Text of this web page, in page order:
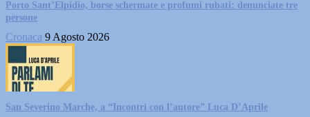
Porto Sant’Elpidio, borse schermate e profumi rubati: denunciate tre
persone
Cronaca 9 Agosto 2026
San Severino Marche, a “Incontri con l’autore” Luca D’Aprile